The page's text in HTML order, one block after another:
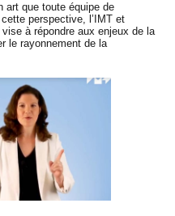
art que toute équipe de
perspective, l’IMT et
à répondre aux enjeux de la
le rayonnement de la